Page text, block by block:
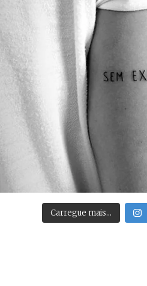
Carregue mais…